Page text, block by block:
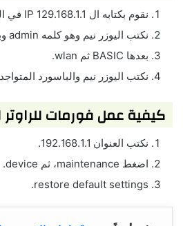
نقوم بكتابه ال IP 129.168.1.1 في البحث.
نكتب اليوزر نيم وهو كلمه admin وبعدها الباسورد etisalat.
بعدها BASIC ثم wlan.
نكتب اليوزر نيم والباسورد
كيفية عمل فورمات للراوتر
نكتب العنوان 192.168.1.1.
اضغط maintenance، ثم device.
restore default settings.